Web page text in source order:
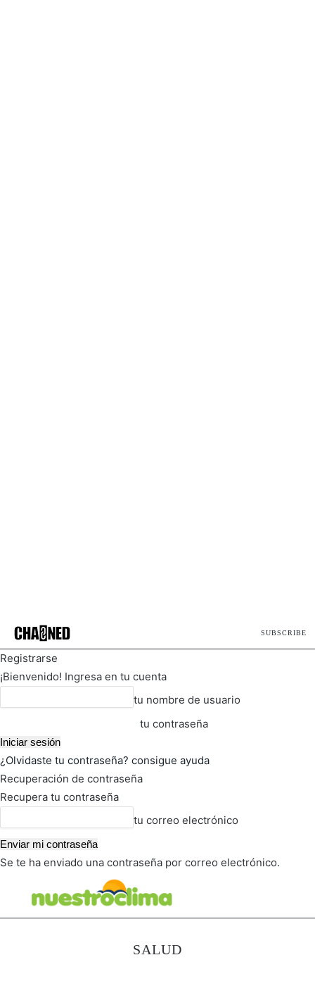
SUBSCRIBE
Registrarse
¡Bienvenido! Ingresa en tu cuenta
tu nombre de usuario
tu contraseña
¿Olvidaste tu contraseña? consigue ayuda
Recuperación de contraseña
Recupera tu contraseña
tu correo electrónico
Se te ha enviado una contraseña por correo electrónico.
SALUD